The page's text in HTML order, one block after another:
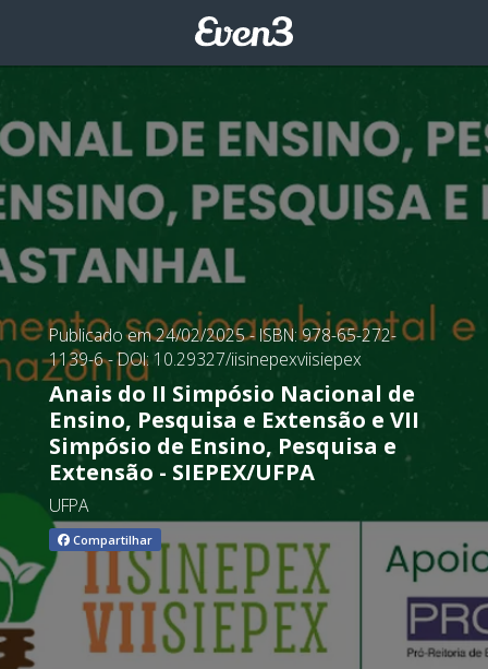
Publicado em 24/02/2025- ISBN: 978-65-272-
1139-6- DOI: 10.29327/iisinepexviisiepex
Anais do II Simpósio Nacional de
Ensino, Pesquisa e Extensão e VII
Simpósio de Ensino, Pesquisa e
Extensão - SIEPEX/UFPA
UFPA
Compartilhar